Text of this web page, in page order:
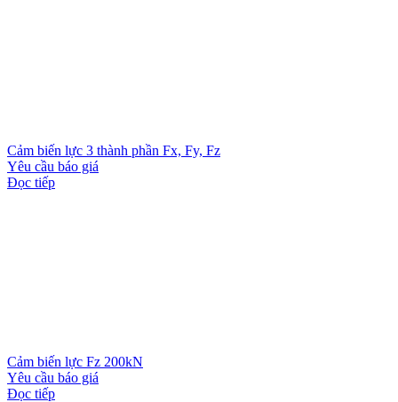
Cảm biến lực 3 thành phần Fx, Fy, Fz
Yêu cầu báo giá
Đọc tiếp
Cảm biến lực Fz 200kN
Yêu cầu báo giá
Đọc tiếp